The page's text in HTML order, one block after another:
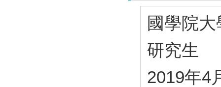
國學院
研究生
2019年4